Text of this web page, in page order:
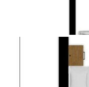
het zonlicht rijkelijk
zonnetje te fel dan
Via een halfronde
achterste gedeelte
kom je eerst in een